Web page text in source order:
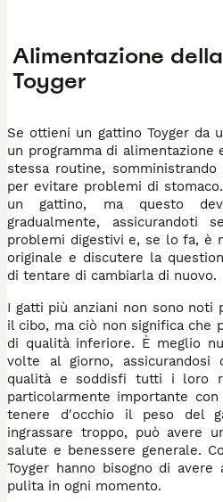
Alimentazione
Toyger
Se ottieni un gattino Toyger da
un programma di
stessa routine,
per evitare problemi di
un gattino, ma questo
gradualmente, assicurandoti
problemi digestivi e, se lo fa, è
originale e discutere la
di tentare di cambiarla di nuovo.
I gatti più anziani non sono noti
il cibo, ma ciò non significa che
di qualità inferiore. È meglio
volte al giorno,
qualità e soddisfi tutti i loro
particolarmente importante
tenere d'occhio il peso del
ingrassare troppo, può avere
salute e benessere generale.
Toyger hanno bisogno di avere
pulita in ogni momento.